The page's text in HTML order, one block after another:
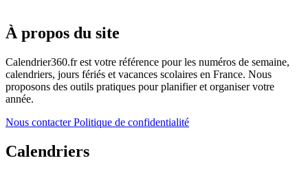
À propos du site
Calendrier360.fr est votre référence pour les numéros de semaine,
calendriers, jours fériés et vacances scolaires en France. Nous
proposons des outils pratiques pour planifier et organiser votre
année.
Nous contacterPolitique de confidentialité
Calendriers